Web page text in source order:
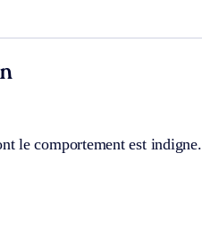
le comportement est indigne.